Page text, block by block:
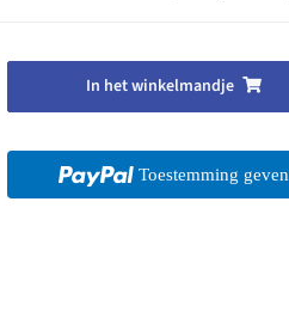
In het winkelmandje
Toestemming geven